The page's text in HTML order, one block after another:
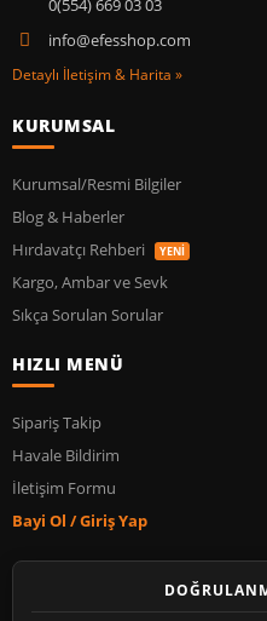
0(554) 669 03 03
info@efesshop.com
Detaylı İletişim & Harita »
KURUMSAL
Kurumsal/Resmi Bilgiler
Blog & Haberler
Hırdavatçı Rehberi
YENİ
Kargo, Ambar ve Sevk
Sıkça Sorulan Sorular
HIZLI MENÜ
Sipariş Takip
Havale Bildirim
İletişim Formu
Bayi Ol / Giriş Yap